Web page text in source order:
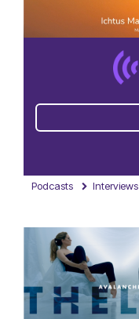
Podcasts Interviews